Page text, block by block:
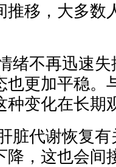
推移，大多数
绪不再迅速
也更加平稳。
种变化在长期
脏代谢恢复
降，这也会间